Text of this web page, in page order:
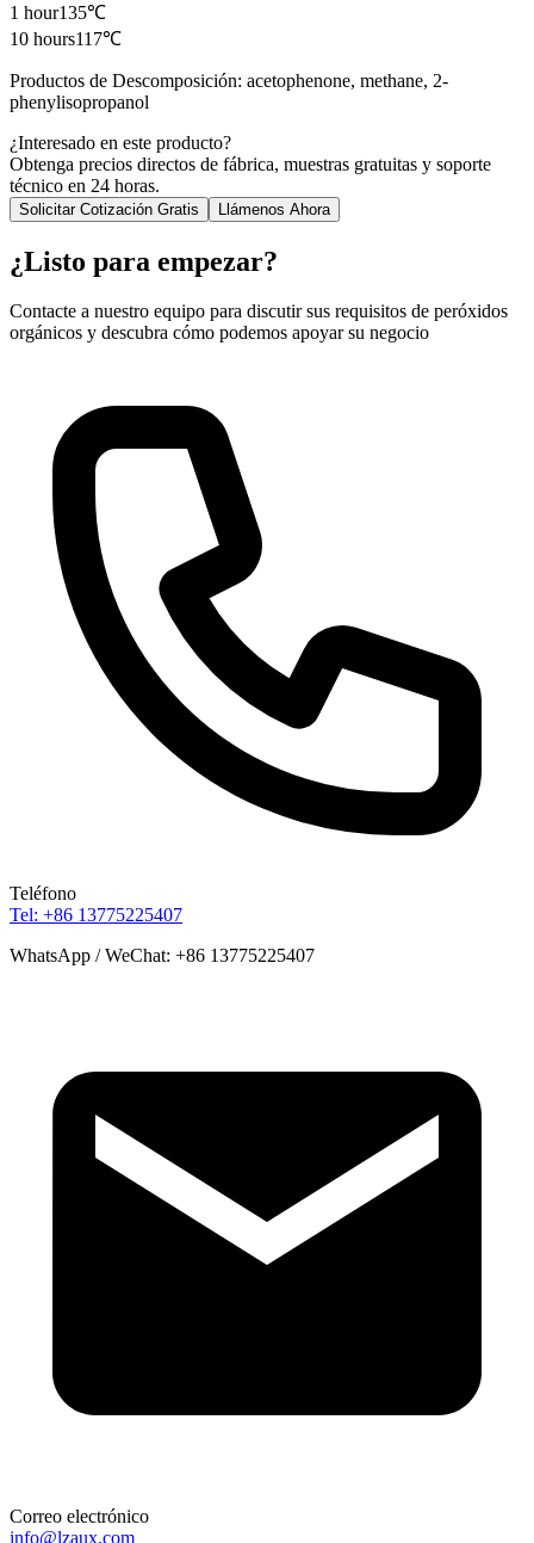
1 hour135℃
10 hours117℃
Productos de Descomposición: acetophenone, methane, 2-
phenylisopropanol
¿Interesado en este producto?
Obtenga precios directos de fábrica, muestras gratuitas y soporte
técnico en 24 horas.
Solicitar Cotización Gratis Llámenos Ahora
¿Listo para empezar?
Contacte a nuestro equipo para discutir sus requisitos de peróxidos
orgánicos y descubra cómo podemos apoyar su negocio
Teléfono
Tel: +86 13775225407
WhatsApp / WeChat: +86 13775225407
Correo electrónico
info@lzaux.com